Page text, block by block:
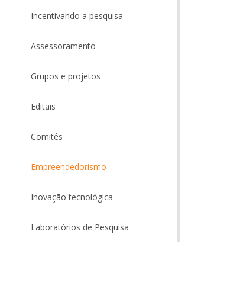
Incentivando a pesquisa
Assessoramento
Grupos e projetos
Editais
Comitês
Empreendedorismo
Inovação tecnológica
Laboratórios de Pesquisa